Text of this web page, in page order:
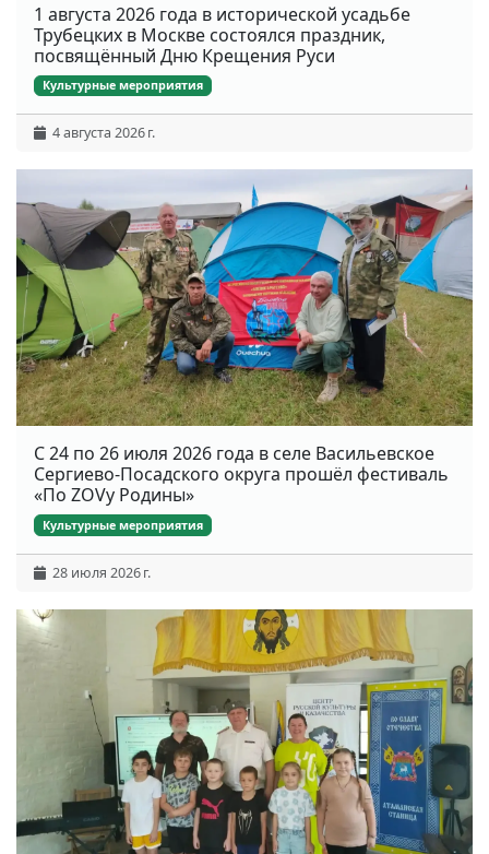
1 августа 2026 года в исторической усадьбе
Трубецких в Москве состоялся праздник,
посвящённый Дню Крещения Руси
Культурные мероприятия
4 августа 2026 г.
С 24 по 26 июля 2026 года в селе Васильевское
Сергиево-Посадского округа прошёл фестиваль
«По ZOVу Родины»
Культурные мероприятия
28 июля 2026 г.